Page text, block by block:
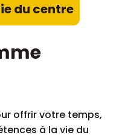
du centre
offrir votre temps,
à la vie du